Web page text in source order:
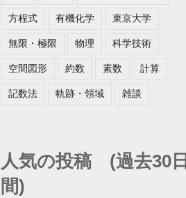
方程式 有機化学 東京大学
無限・極限 物理 科学技術
空間図形 約数 素数 計算
記数法 軌跡・領域 雑談
人気の投稿 (過去30日
間)